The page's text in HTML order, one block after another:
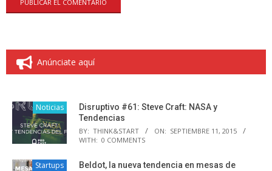
Anúnciate aquí
Noticias
Disruptivo #61: Steve Craft: NASA y
Tendencias
BY: THINK&START ON: SEPTIEMBRE 11, 2015
WITH: 0 COMMENTS
Startups
Beldot, la nueva tendencia en mesas de